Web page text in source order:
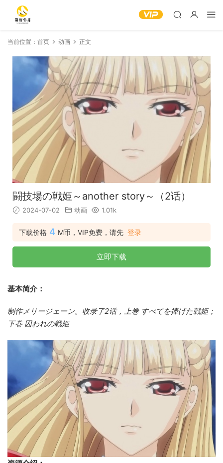
当前位置： 首页 动画 正文
闘技場の戦姫～another story～（2话）
2024-07-02 动画 1.01k
下载价格 4 M币，VIP免费，请先 登录
立即下载
基本简介：
制作メリージェーン。收录了2话，上巻 すべてを捧げた戦姫；
下巻 囚われの戦姫